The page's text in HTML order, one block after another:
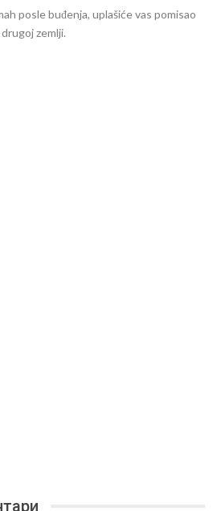
posle buđenja, uplašiće vas pomisao
zemlji.